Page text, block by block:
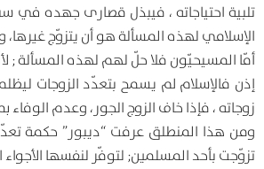
تلبية احتياجاته ، فيبذل قصارى جهده في
الإسلامي لهذه المسألة هو أن يتزوّج
أمّا المسيحيّون فلا حلّ لهم لهذه المسألة ;
إذن فالإسلام لم يسمح بتعدّد الزوجات
زوجاته ، فإذا خاف الزوج الجور، وعدم الوفاء
ومن هذا المنطلق عرفت “ديبور” حكمة
تزوّجت بأحد المسلمين; لتوفّر لنفسها الأجواء